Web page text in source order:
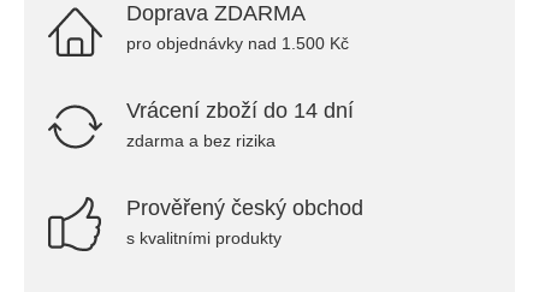
Doprava ZDARMA
pro objednávky nad 1.500 Kč
Vrácení zboží do 14 dní
zdarma a bez rizika
Prověřený český obchod
s kvalitními produkty